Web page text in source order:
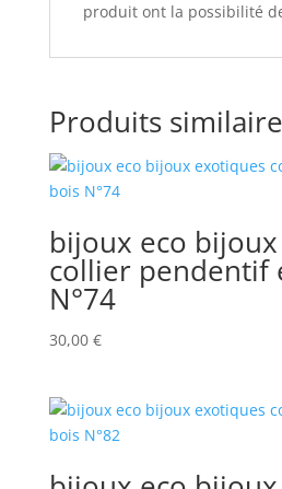
produit ont la possibilité
Produits
bijoux eco
collier pendentif
N°74
30,00 €